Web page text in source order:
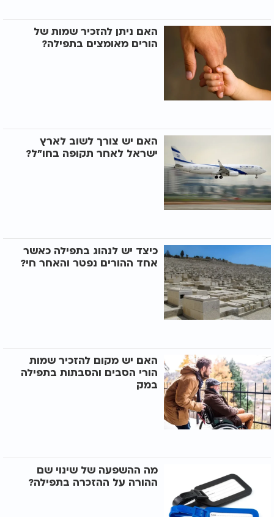
האם ניתן להזכיר שמות של
הורים מאומצים בתפילה?
האם יש צורך לשוב לארץ
ישראל לאחר תקופה בחו"ל?
כיצד יש לנהוג בתפילה כאשר
אחד ההורים נפטר והאחר חי?
האם יש מקום להזכיר שמות
הורי הסבים והסבתות בתפילה
במק
מה ההשפעה של שינוי שם
ההורה על ההזכרה בתפילה?